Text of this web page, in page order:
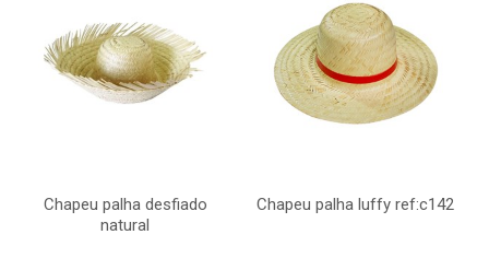
Chapeu palha desfiado
natural
Chapeu palha luffy ref:c142